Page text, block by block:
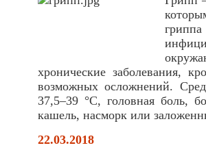
хронические заболевания,
возможных осложнений.
37,5–39 °С, головная боль,
кашель, насморк или
22.03.2018